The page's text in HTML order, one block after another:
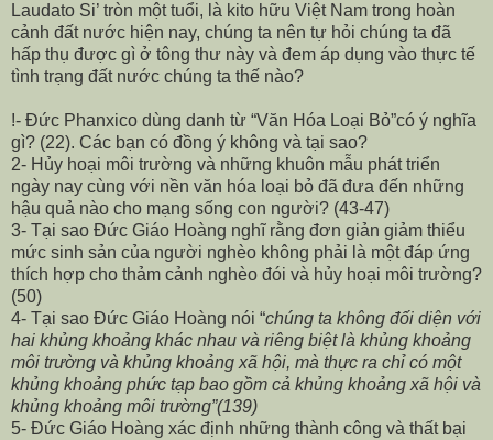
Laudato Si’ tròn một tuổi, là kito hữu Việt Nam trong hoàn
cảnh đất nước hiện nay, chúng ta nên tự hỏi chúng ta đã
hấp thụ được gì ở tông thư này và đem áp dụng vào thực tế
tình trạng đất nước chúng ta thế nào?
!- Đức Phanxico dùng danh từ “Văn Hóa Loại Bỏ”có ý nghĩa
gì? (22). Các bạn có đồng ý không và tại sao?
2- Hủy hoại môi trường và những khuôn mẫu phát triển
ngày nay cùng với nền văn hóa loại bỏ đã đưa đến những
hậu quả nào cho mạng sống con người? (43-47)
3- Tại sao Đức Giáo Hoàng nghĩ rằng đơn giản giảm thiểu
mức sinh sản của người nghèo không phải là một đáp ứng
thích hợp cho thảm cảnh nghèo đói và hủy hoại môi trường?
(50)
4- Tại sao Đức Giáo Hoàng nói “chúng ta không đối diện với
hai khủng khoảng khác nhau và riêng biệt là khủng khoảng
môi trường và khủng khoảng xã hội, mà thực ra chỉ có một
khủng khoảng phức tạp bao gồm cả khủng khoảng xã hội và
khủng khoảng môi trường”(139)
5- Đức Giáo Hoàng xác định những thành công và thất bại